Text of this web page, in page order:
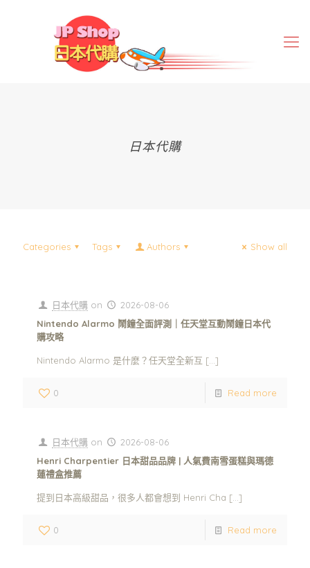
日本代購
Categories Tags Authors Show all
日本代購 on
2026-08-06
Nintendo Alarmo 鬧鐘全面評測｜任天堂互動鬧鐘日本代
購攻略
Nintendo Alarmo 是什麼？任天堂全新互 […]
0 Read more
日本代購 on
2026-08-06
Henri Charpentier 日本甜品品牌 | 人氣費南雪蛋糕與瑪德
蓮禮盒推薦
提到日本高級甜品，很多人都會想到 Henri Cha […]
0 Read more